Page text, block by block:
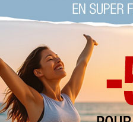
heures et je serai en week
courir après le boulot, c'est-à-